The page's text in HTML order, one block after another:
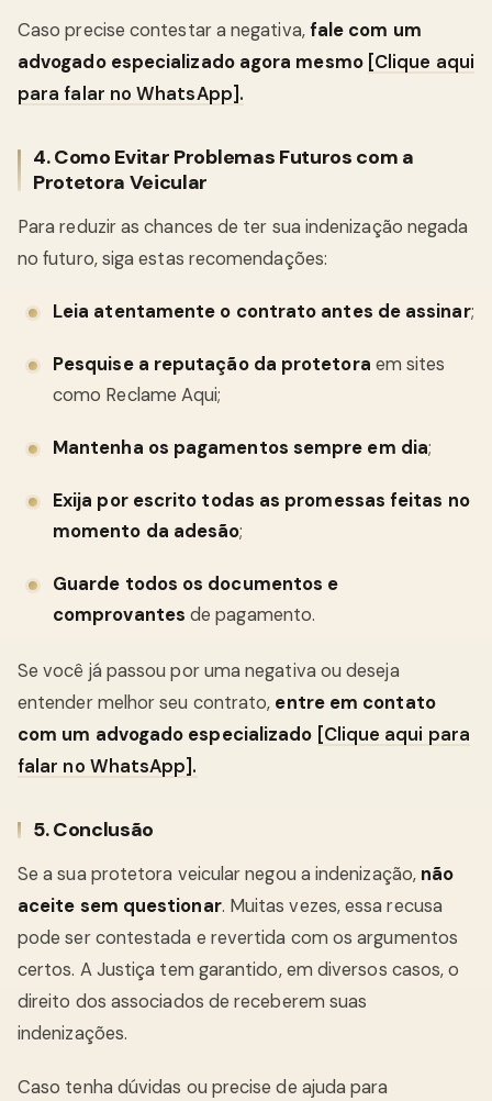
Caso precise contestar a negativa,fale com um
advogado especializado agora mesmo [Clique aqui
para falar no WhatsApp].
4. Como Evitar Problemas Futuros com a
Protetora Veicular
Para reduzir as chances de ter sua indenização negada
no futuro, siga estas recomendações:
Leia atentamente o contrato antes de assinar;
Pesquise a reputação da protetora em sites
como Reclame Aqui;
Mantenha os pagamentos sempre em dia;
Exija por escrito todas as promessas feitas no
momento da adesão;
Guarde todos os documentos e
comprovantes de pagamento.
Se você já passou por uma negativa ou deseja
entender melhor seu contrato, entre em contato
com um advogado especializado [Clique aqui para
falar no WhatsApp].
5. Conclusão
Se a sua protetora veicular negou a indenização, não
aceite sem questionar. Muitas vezes, essa recusa
pode ser contestada e revertida com os argumentos
certos. A Justiça tem garantido, em diversos casos, o
direito dos associados de receberem suas
indenizações.
Caso tenha dúvidas ou precise de ajuda para